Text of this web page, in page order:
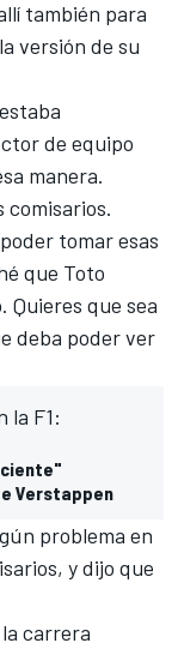
también para
versión de su
de equipo
manera.
comisarios.
tomar esas
que Toto
Quieres que sea
deba poder ver
la F1:
Verstappen
problema en
y dijo que
carrera